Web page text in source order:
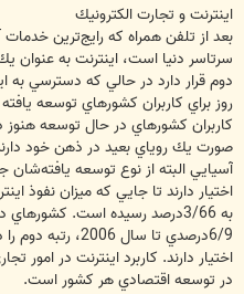
اينترنت و تجارت الكترونيك
سرتاسر دنيا است، اينترنت به عنوان
دوم قرار دارد در حالي كه دسترسي به
روز براي كاربران كشورهاي توسعه
كاربران كشورهاي در حال توسعه
صورت يك روياي بعيد در ذهن خود
آسيايي البته از نوع توسعه يافته‌شان
به 3/66درصد رسيده است.
6/9درصدي تا سال
اختيار دارند. كاربرد اينترنت در امور
در توسعه اقتصادي هر كشور است.